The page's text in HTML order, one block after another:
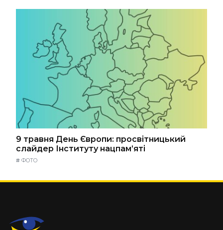
9 травня День Європи: просвітницький
слайдер Інституту нацпам’яті
# ФОТО